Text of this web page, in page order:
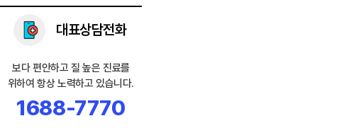
대표상담전화
보다 편안하고 질 높은 진료를
위하여 항상 노력하고 있습니다.
1688-7770